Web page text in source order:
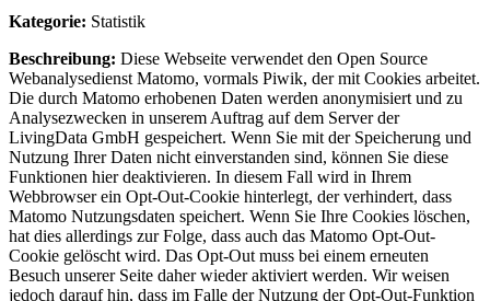
Kategorie: Statistik
Beschreibung: Diese Webseite verwendet den Open Source
Webanalysedienst Matomo, vormals Piwik, der mit Cookies arbeitet.
Die durch Matomo erhobenen Daten werden anonymisiert und zu
Analysezwecken in unserem Auftrag auf dem Server der
LivingData GmbH gespeichert. Wenn Sie mit der Speicherung und
Nutzung Ihrer Daten nicht einverstanden sind, können Sie diese
Funktionen hier deaktivieren. In diesem Fall wird in Ihrem
Webbrowser ein Opt-Out-Cookie hinterlegt, der verhindert, dass
Matomo Nutzungsdaten speichert. Wenn Sie Ihre Cookies löschen,
hat dies allerdings zur Folge, dass auch das Matomo Opt-Out-
Cookie gelöscht wird. Das Opt-Out muss bei einem erneuten
Besuch unserer Seite daher wieder aktiviert werden. Wir weisen
jedoch darauf hin, dass im Falle der Nutzung der Opt-Out-Funktion